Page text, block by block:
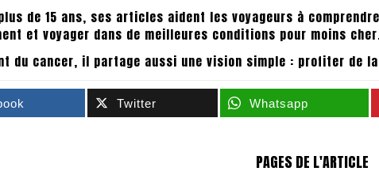
de 15 ans, ses articles aident les voyageurs à
et voyager dans de meilleures conditions pour moins
du cancer, il partage aussi une vision simple : profiter de
Twitter Whatsapp
PAGES DE L'ARTICLE